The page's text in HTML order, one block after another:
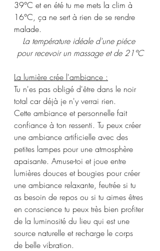
39°C et en été tu me mets la clim à
16°C, ça ne sert à rien de se rendre
malade.
La température idéale d'une piéce
pour recevoir un massage et de 21°C
La lumière crée l'ambiance :
Tu n'es pas obligé d'être dans le noir
total car déjà je n'y verrai rien.
Cette ambiance et personnelle fait
confiance à ton ressenti. Tu peux créer
une ambiance artificielle avec des
petites lampes pour une atmosphère
apaisante. Amuse-toi et joue entre
lumières douces et bougies pour créer
une ambiance relaxante, feutrée si tu
as besoin de repos ou si tu aimes êtres
en conscience tu peux très bien profiter
de la luminosité du lieu qui est une
source naturelle et recharge le corps
de belle vibration.